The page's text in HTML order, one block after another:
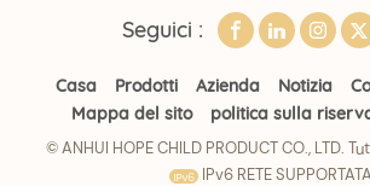
Seguici :
Casa Prodotti Azienda Notizia
Mappa del sito
politica sulla
© ANHUI HOPE CHILD PRODUCT CO., LTD.
IPv6 RETE SUPPORTATA